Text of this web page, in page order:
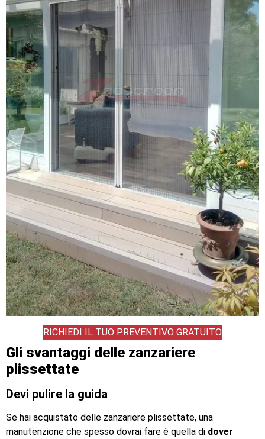
RICHIEDI IL TUO PREVENTIVO GRATUITO
Gli svantaggi delle zanzariere
plissettate
Devi pulire la guida
Se hai acquistato delle zanzariere plissettate, una
manutenzione che spesso dovrai fare è quella di dover